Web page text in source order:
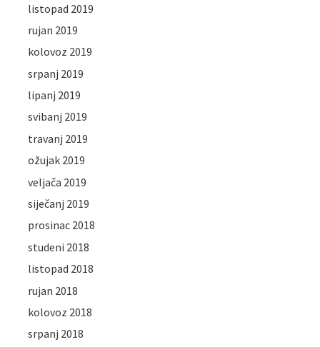
listopad 2019
rujan 2019
kolovoz 2019
srpanj 2019
lipanj 2019
svibanj 2019
travanj 2019
ožujak 2019
veljača 2019
siječanj 2019
prosinac 2018
studeni 2018
listopad 2018
rujan 2018
kolovoz 2018
srpanj 2018